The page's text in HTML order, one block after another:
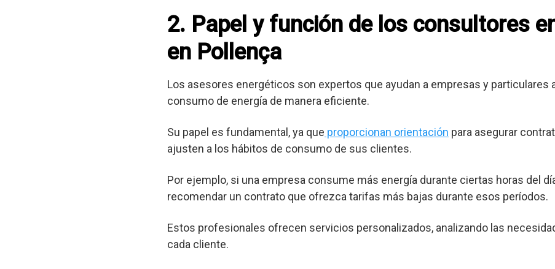
2. Papel y función de los consultores
en Pollença
Los asesores energéticos son expertos que ayudan a empresas y particulares
consumo de energía de manera eficiente.
Su papel es fundamental, ya que proporcionan orientación para asegurar
ajusten a los hábitos de consumo de sus clientes.
Por ejemplo, si una empresa consume más energía durante ciertas horas del
recomendar un contrato que ofrezca tarifas más bajas durante esos períodos.
Estos profesionales ofrecen servicios personalizados, analizando las
cada cliente.